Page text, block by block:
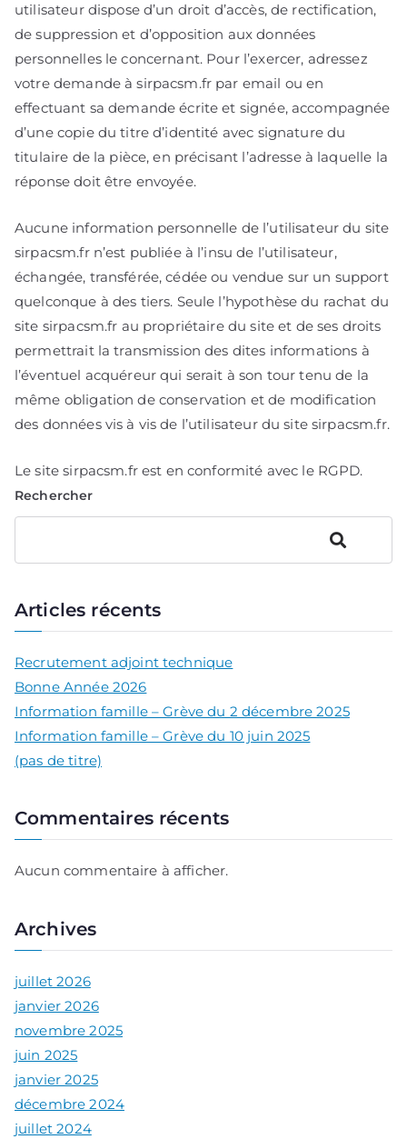
utilisateur dispose d’un droit d’accès, de rectification,
de suppression et d’opposition aux données
personnelles le concernant. Pour l’exercer, adressez
votre demande à sirpacsm.fr par email ou en
effectuant sa demande écrite et signée, accompagnée
d’une copie du titre d’identité avec signature du
titulaire de la pièce, en précisant l’adresse à laquelle la
réponse doit être envoyée.
Aucune information personnelle de l’utilisateur du site
sirpacsm.fr n’est publiée à l’insu de l’utilisateur,
échangée, transférée, cédée ou vendue sur un support
quelconque à des tiers. Seule l’hypothèse du rachat du
site sirpacsm.fr au propriétaire du site et de ses droits
permettrait la transmission des dites informations à
l’éventuel acquéreur qui serait à son tour tenu de la
même obligation de conservation et de modification
des données vis à vis de l’utilisateur du site sirpacsm.fr.
Le site sirpacsm.fr est en conformité avec le RGPD.
Rechercher
Rechercher
Articles récents
Recrutement adjoint technique
Bonne Année 2026
Information famille – Grève du 2 décembre 2025
Information famille – Grève du 10 juin 2025
(pas de titre)
Commentaires récents
Aucun commentaire à afficher.
Archives
juillet 2026
janvier 2026
novembre 2025
juin 2025
janvier 2025
décembre 2024
juillet 2024